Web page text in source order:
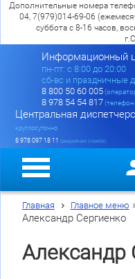
Дополнительные номера
04, 7(979)014-69-06
суббота с 8-16 часов,
Информационный
пн-пт: c 8:00 до 20:00
сб-вс и праздничные
8 800 50 60 005
8 978 54 54 817
Центральная
круглосуточно
8 978 097 18 11 (аварийная служба)
Главная Главное меню
Александр Сергиенко
Александр